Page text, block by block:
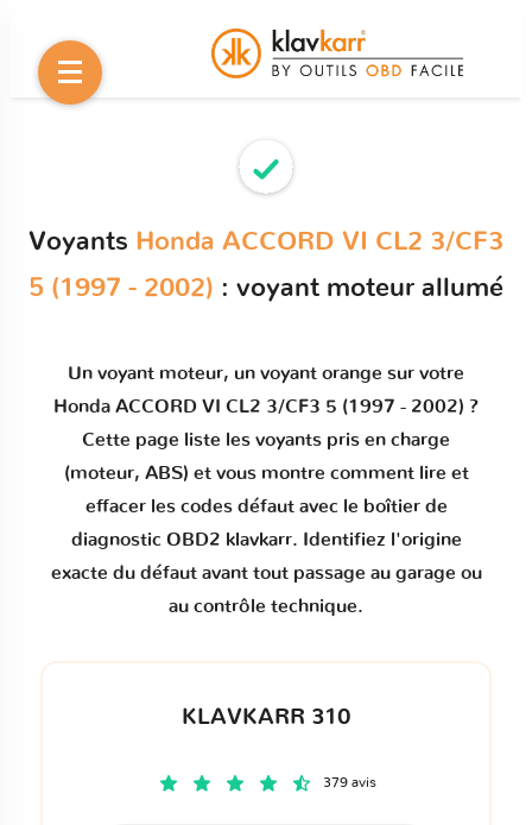
Voyants Honda ACCORD VI CL2 3/CF3
5 (1997 - 2002) : voyant moteur allumé
Un voyant moteur, un voyant orange sur votre
Honda ACCORD VI CL2 3/CF3 5 (1997 - 2002) ?
Cette page liste les voyants pris en charge
(moteur, ABS) et vous montre comment lire et
effacer les codes défautavec le boîtier de
diagnostic OBD2 klavkarr. Identifiez l'origine
exacte du défaut avant tout passage au garage ou
au contrôle technique.
KLAVKARR 310
379 avis